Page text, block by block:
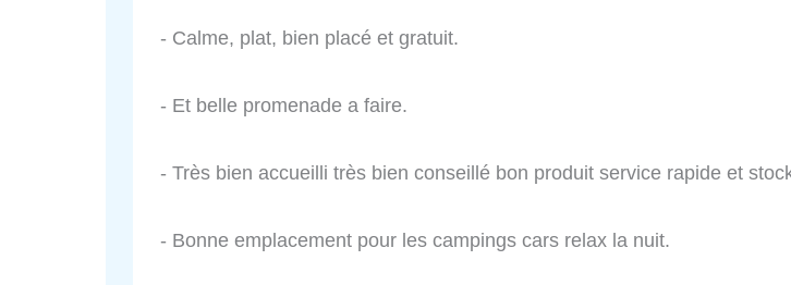
- Calme, plat, bien placé et gratuit.
- Et belle promenade a faire.
- Très bien accueilli très bien conseillé bon produit service rapide et
- Bonne emplacement pour les campings cars relax la nuit.